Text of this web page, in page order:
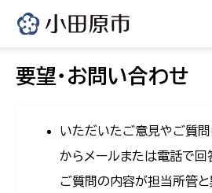
要望・お問い合わせ
いただいたご意見やご質
からメールまたは電話で回
ご質問の内容が担当所管